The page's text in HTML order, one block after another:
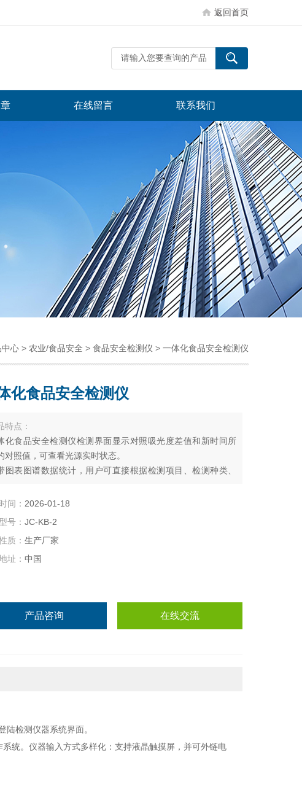
返回首页
在线留言 联系我们
中心 > 农业/食品安全 > 食品安全检测仪 > 一体化食品安全检测仪
化食品安全检测仪
特点：
化食品安全检测仪检测界面显示对照吸光度差值和新时间所
对照值，可查看光源实时状态。
图表图谱数据统计，用户可直接根据检测项目、检测种类、
饼图、3D饼图、柱状图）
理、数据谱图分析。
间： 2026-01-18
号： JC-KB-2
质： 生产厂家
址： 中国
产品咨询 在线交流
检测仪器系统界面。
统。仪器输入方式多样化：支持液晶触摸屏，并可外链电